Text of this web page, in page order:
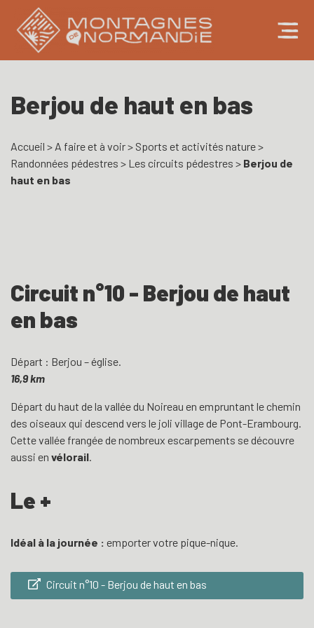
Berjou de haut en bas
Accueil > A faire et à voir> Sports et activités nature>
Randonnées pédestres > Les circuits pédestres > Berjou de
haut en bas
Circuit n°10 - Berjou de haut
en bas
Départ : Berjou – église.
16,9 km
Départ du haut de la vallée du Noireau en empruntant le chemin
des oiseaux qui descend vers le joli village de Pont-Erambourg.
Cette vallée frangée de nombreux escarpements se découvre
aussi en vélorail
Le +
Idéal à la journée : emporter votre pique-nique.
Circuit n°10 - Berjou de haut en bas